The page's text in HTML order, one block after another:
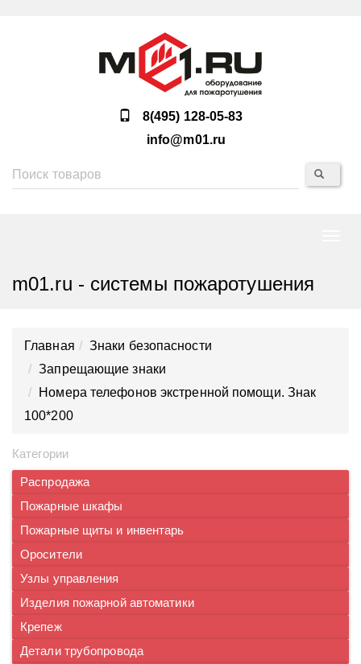
8(495) 128-05-83
info@m01.ru
m01.ru - системы пожаротушения
Главная
Знаки безопасности
Запрещающие знаки
Номера телефонов экстренной помощи. Знак
100*200
Категории
Распродажа
Пожарные шкафы
Пожарные щиты и инвентарь
Оросители
Узлы управления
Изделия пожарной автоматики
Крепеж
Детали трубопровода